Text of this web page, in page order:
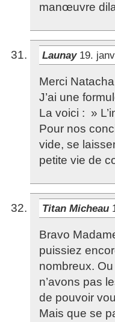
manœuvre
Launay 19.
Merci
J’ai une
La voici : »
Pour nos
vide, se
petite vie de
Titan Micheau
Bravo
puissiez
nombreux.
n’avons pas
de pouvoir
Mais que se